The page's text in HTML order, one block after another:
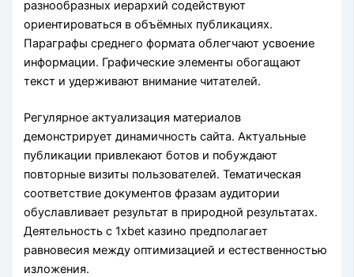
разнообразных иерархий содействуют
ориентироваться в объёмных публикациях.
Параграфы среднего формата облегчают усвоение
информации. Графические элементы обогащают
текст и удерживают внимание читателей.
Регулярное актуализация материалов
демонстрирует динамичность сайта. Актуальные
публикации привлекают ботов и побуждают
повторные визиты пользователей. Тематическая
соответствие документов фразам аудитории
обуславливает результат в природной результатах.
Деятельность с 1xbet казино предполагает
равновесия между оптимизацией и естественностью
изложения.